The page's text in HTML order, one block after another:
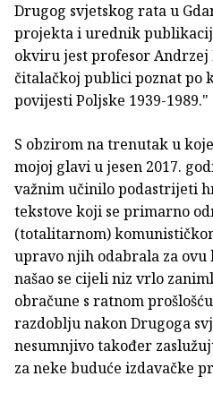
Drugog svjetskog rata u
projekta i urednik
okviru jest profesor Andrzej
čitalačkoj publici poznat po
povijesti Poljske 1939-1989."
S obzirom na trenutak u
mojoj glavi u jesen 2017.
važnim učinilo podastrijeti
tekstove koji se primarno
(totalitarnom)
upravo njih odabrala za
našao se cijeli niz vrlo
obračune s ratnom
razdoblju nakon Drugoga
nesumnjivo također
za neke buduće izdavačke